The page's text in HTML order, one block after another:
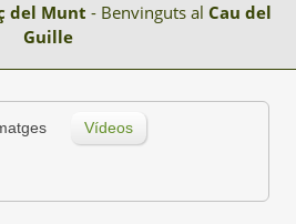
del Munt - Benvinguts al Cau del
Guille
Vídeos